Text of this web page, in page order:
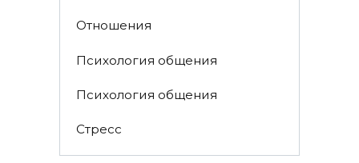
Отношения
Психология общения
Психология общения
Стресс